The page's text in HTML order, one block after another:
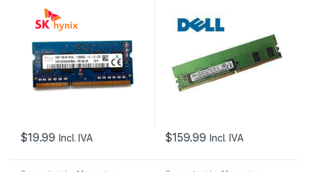
N0 AA DDR3 SO-
DIMM 2GB PC3-
12800 1600MHZ
$19.99 Incl. IVA
3200MHZ ECC
REGISTERED
$159.99 Incl. IVA